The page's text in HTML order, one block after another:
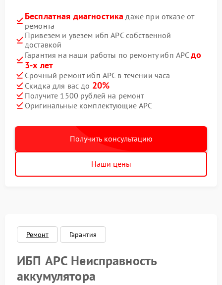
Бесплатная диагностика даже при отказе от
ремонта
Привезем и увезем ибп APC собственной
доставкой
Гарантия на наши работы по ремонту ибп APCдо
3-х лет
Срочный ремонт ибп APC в течении часа
Скидка для вас до 20%
Получите 1500 рублей на ремонт
Оригинальные комплектующие APC
Получить консультацию
Наши цены
Ремонт Гарантия
ИБП APC Неисправность
аккумулятора